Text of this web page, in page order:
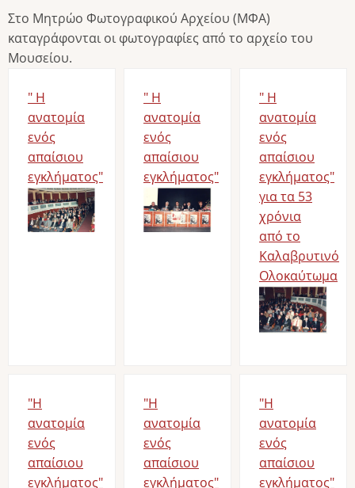
Στο Μητρώο Φωτογραφικού Αρχείου (ΜΦΑ)
καταγράφονται οι φωτογραφίες από το αρχείο του
Μουσείου.
" Η
ανατομία
ενός
απαίσιου
εγκλήματος"
Image
" Η
ανατομία
ενός
απαίσιου
εγκλήματος"
Image
" Η
ανατομία
ενός
απαίσιου
εγκλήματος"
για τα 53
χρόνια
από το
Καλαβρυτινό
Ολοκαύτωμα
Image
"Η
ανατομία
ενός
απαίσιου
εγκλήματος"
"Η
ανατομία
ενός
απαίσιου
εγκλήματος"
"Η
ανατομία
ενός
απαίσιου
εγκλήματος"